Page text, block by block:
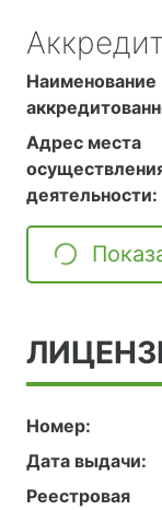
Наименование
Адрес места
деятельности:
Номер:
Дата выдачи:
Реестровая